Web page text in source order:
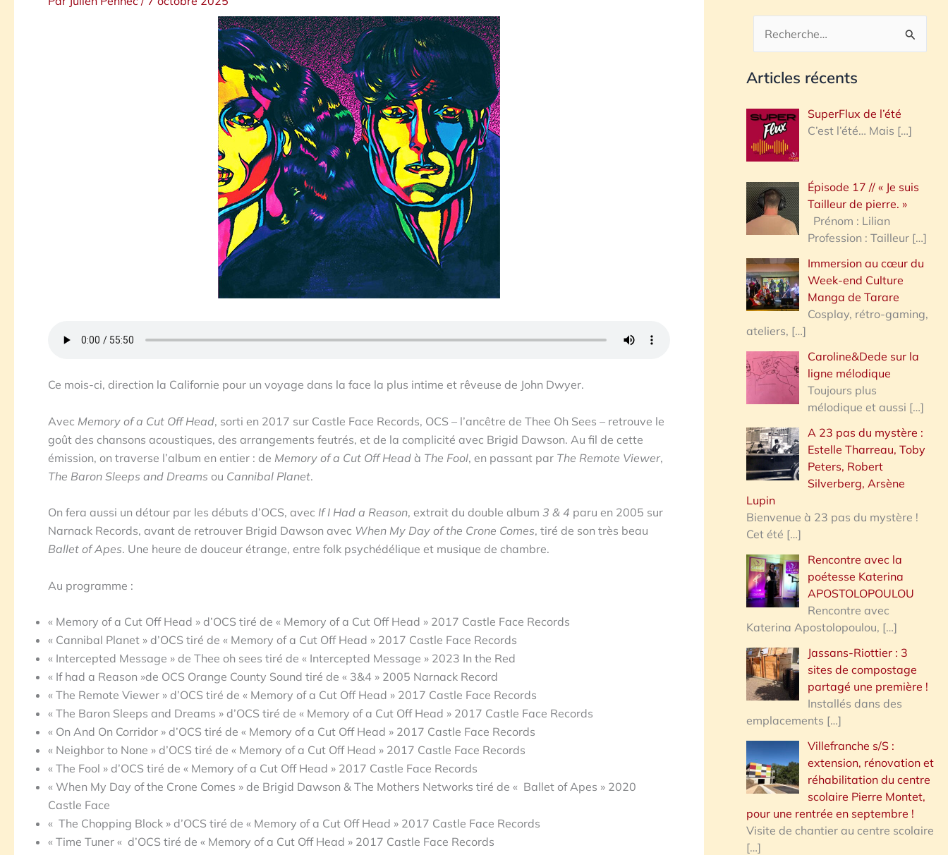
Ce mois-ci, direction la Californie pour un voyage dans la face la plus intime et rêveuse de John Dwyer.
Avec Memory of a Cut Off Head, sorti en 2017 sur Castle Face Records, OCS – l’ancêtre de Thee Oh Sees – retrouve le
goût des chansons acoustiques, des arrangements feutrés, et de la complicité avec Brigid Dawson. Au fil de cette
émission, on traverse l’album en entier : de Memory of a Cut Off Head à The Fool, en passant par The Remote Viewer,
The Baron Sleeps and Dreams ou Cannibal Planet.
On fera aussi un détour par les débuts d’OCS, avec If I Had a Reason, extrait du double album 3 & 4 paru en 2005 sur
Narnack Records, avant de retrouver Brigid Dawson avec When My Day of the Crone Comes, tiré de son très beau
Ballet of Apes. Une heure de douceur étrange, entre folk psychédélique et musique de chambre.
Au programme :
« Memory of a Cut Off Head » d’OCS tiré de « Memory of a Cut Off Head » 2017 Castle Face Records
« Cannibal Planet » d’OCS tiré de « Memory of a Cut Off Head » 2017 Castle Face Records
« Intercepted Message » de Thee oh sees tiré de « Intercepted Message » 2023 In the Red
« If had a Reason »de OCS Orange County Sound tiré de « 3&4 » 2005 Narnack Record
« The Remote Viewer » d’OCS tiré de « Memory of a Cut Off Head » 2017 Castle Face Records
« The Baron Sleeps and Dreams » d’OCS tiré de « Memory of a Cut Off Head » 2017 Castle Face Records
« On And On Corridor » d’OCS tiré de « Memory of a Cut Off Head » 2017 Castle Face Records
« Neighbor to None » d’OCS tiré de « Memory of a Cut Off Head » 2017 Castle Face Records
« The Fool » d’OCS tiré de « Memory of a Cut Off Head » 2017 Castle Face Records
« When My Day of the Crone Comes » de Brigid Dawson & The Mothers Networks tiré de « Ballet of Apes » 2020
Castle Face
« The Chopping Block » d’OCS tiré de « Memory of a Cut Off Head » 2017 Castle Face Records
« Time Tuner « d’OCS tiré de « Memory of a Cut Off Head » 2017 Castle Face Records
c
h
r
h
e
:
Articles récents
SuperFlux de l’été
C’est l’été… Mais […]
Épisode 17 // « Je suis
Tailleur de pierre. »
Prénom : Lilian
Profession : Tailleur […]
Immersion au cœur du
Week-end Culture
Manga de Tarare
Cosplay, rétro-gaming,
ateliers, […]
Caroline&Dede sur la
ligne mélodique
Toujours plus
mélodique et aussi […]
A 23 pas du mystère :
Estelle Tharreau, Toby
Peters, Robert
Silverberg, Arsène
Lupin
Bienvenue à 23 pas du mystère !
Cet été […]
Rencontre avec la
poétesse Katerina
APOSTOLOPOULOU
Rencontre avec
Katerina Apostolopoulou, […]
Jassans-Riottier : 3
sites de compostage
partagé une première !
Installés dans des
emplacements […]
Villefranche s/S :
extension, rénovation et
réhabilitation du centre
scolaire Pierre Montet,
pour une rentrée en septembre !
Visite de chantier au centre scolaire
[…]